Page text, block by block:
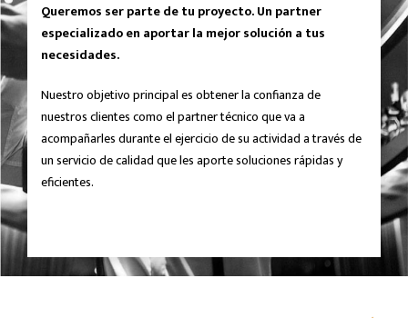
Queremos ser parte de tu proyecto. Un partner
especializado en aportar la mejor solución a tus
necesidades.
Nuestro objetivo principal es obtener la confianza de
nuestros clientes como el partner técnico que va a
acompañarles durante el ejercicio de su actividad a través de
un servicio de calidad que les aporte soluciones rápidas y
eficientes.